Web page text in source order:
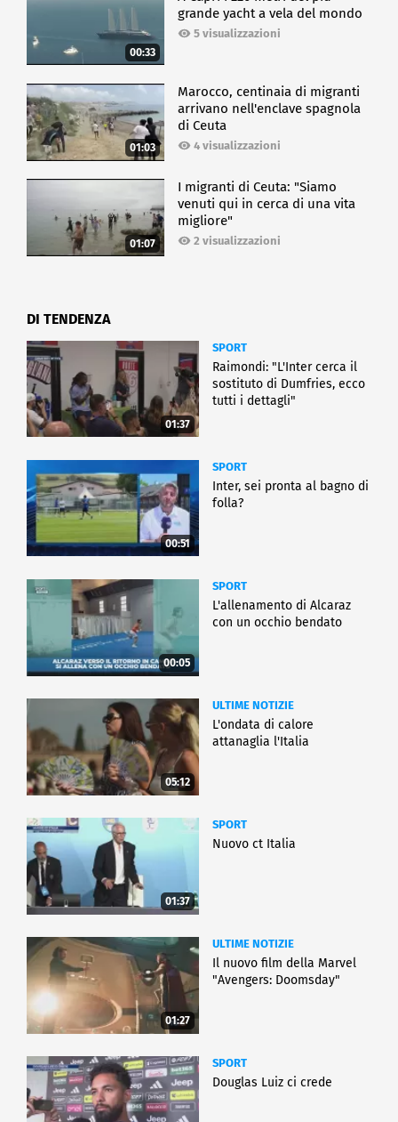
00:33
grande yacht a vela del mondo
5 visualizzazioni
01:03
Marocco, centinaia di migranti
arrivano nell'enclave spagnola
di Ceuta
4 visualizzazioni
01:07
I migranti di Ceuta: "Siamo
venuti qui in cerca di una vita
migliore"
2 visualizzazioni
DI TENDENZA
01:37
SPORT
Raimondi: "L'Inter cerca il
sostituto di Dumfries, ecco
tutti i dettagli"
00:51
SPORT
Inter, sei pronta al bagno di
folla?
00:05
SPORT
L'allenamento di Alcaraz
con un occhio bendato
05:12
ULTIME NOTIZIE
L'ondata di calore
attanaglia l'Italia
01:37
SPORT
Nuovo ct Italia
01:27
ULTIME NOTIZIE
Il nuovo film della Marvel
"Avengers: Doomsday"
SPORT
Douglas Luiz ci crede